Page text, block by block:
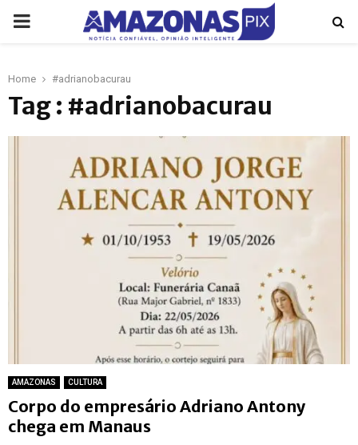
PRIMARY
Home #adrianobacurau
Tag : #adrianobacurau
AMAZONAS CULTURA
Corpo do empresário Adriano Antony
chega em Manaus